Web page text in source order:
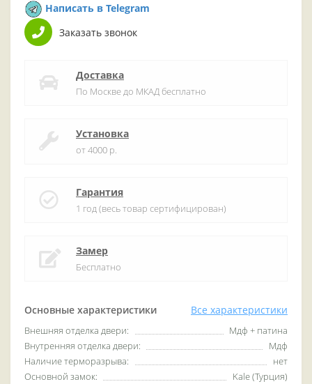
Основные характеристики Все характеристики
Внешняя отделка двери:
Мдф + патина
Внутренняя отделка двери:
Мдф
Наличие терморазрыва:
нет
Основной замок:
Kale (Турция)
Написать в Telegram
Заказать звонок
Доставка
По Москве до МКАД бесплатно
Установка
от 4000 р.
Гарантия
1 год (весь товар сертифицирован)
Замер
Бесплатно